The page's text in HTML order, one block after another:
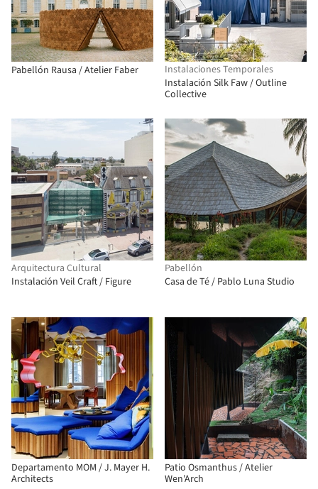
Pabellón Rausa / Atelier Faber
Instalaciones Temporales
Instalación Silk Faw / Outline
Collective
Arquitectura Cultural
Instalación Veil Craft / Figure
Pabellón
Casa de Té / Pablo Luna Studio
Departamento MOM / J. Mayer H.
Architects
Patio Osmanthus / Atelier
Wen'Arch